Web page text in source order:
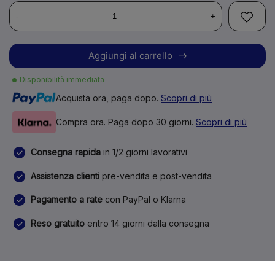
- +
Aggiungi al carrello
Disponibilità immediata
Acquista ora, paga dopo. Scopri di più
Compra ora. Paga dopo 30 giorni. Scopri di più
Consegna rapida in 1/2 giorni lavorativi
Assistenza clienti pre-vendita e post-vendita
Pagamento a rate con PayPal o Klarna
Reso gratuito entro 14 giorni dalla consegna